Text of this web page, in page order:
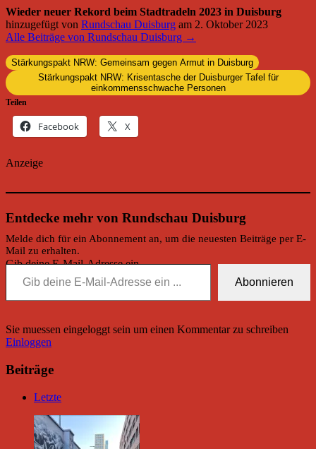
Wieder neuer Rekord beim Stadtradeln 2023 in Duisburg
hinzugefügt von Rundschau Duisburg am 2. Oktober 2023
Alle Beiträge von Rundschau Duisburg →
Stärkungspakt NRW: Gemeinsam gegen Armut in Duisburg
Stärkungspakt NRW: Krisentasche der Duisburger Tafel für
einkommensschwache Personen
Teilen
Facebook X
Anzeige
Entdecke mehr von Rundschau Duisburg
Melde dich für ein Abonnement an, um die neuesten Beiträge per E-
Mail zu erhalten.
Gib deine E-Mail-Adresse ein ...
Abonnieren
Sie muessen eingeloggt sein um einen Kommentar zu schreiben
Einloggen
Beiträge
Letzte